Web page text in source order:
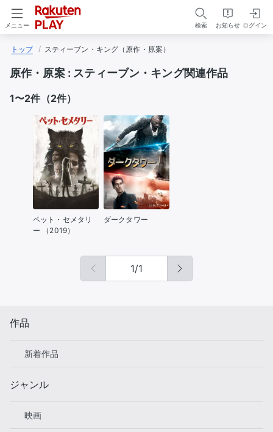
メニュー 検索 お知らせ ログイン
トップ スティーブン・キング（原作・原案）
原作・原案 : スティーブン・キング関連作品
1〜2件（2件）
ペット・セメタリ
ー （2019）
ダークタワー
1/1
作品
新着作品
ジャンル
映画